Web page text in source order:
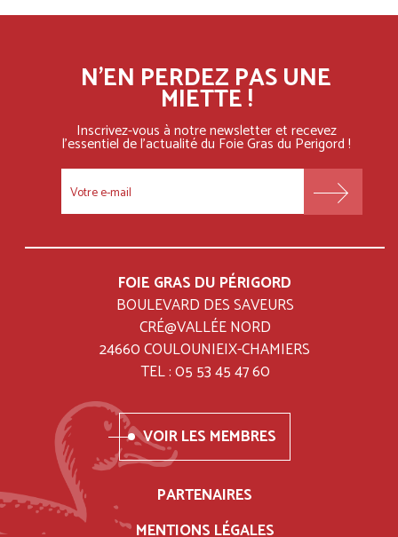
FOIE GRAS DU PÉRIGORD
BOULEVARD DES SAVEURS
CRÉ@VALLÉE NORD
24660 COULOUNIEIX-CHAMIERS
TEL : 05 53 45 47 60
VOIR LES MEMBRES
PARTENAIRES
MENTIONS LÉGALES
N'EN PERDEZ PAS UNE
MIETTE !
Inscrivez-vous à notre newsletter et recevez
l'essentielde l'actualité du Foie Gras du Perigord !
FOOTER
MENU